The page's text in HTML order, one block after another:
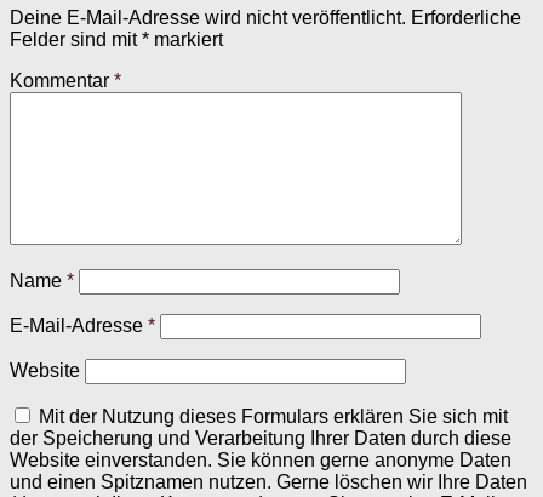
Deine E-Mail-Adresse wird nicht veröffentlicht. Erforderliche
Felder sind mit* markiert
Kommentar *
Name *
E-Mail-Adresse *
Website
Mit der Nutzung dieses Formulars erklären Sie sich mit
der Speicherung und Verarbeitung Ihrer Daten durch diese
Website einverstanden. Sie können gerne anonyme Daten
und einen Spitznamen nutzen. Gerne löschen wir Ihre Daten